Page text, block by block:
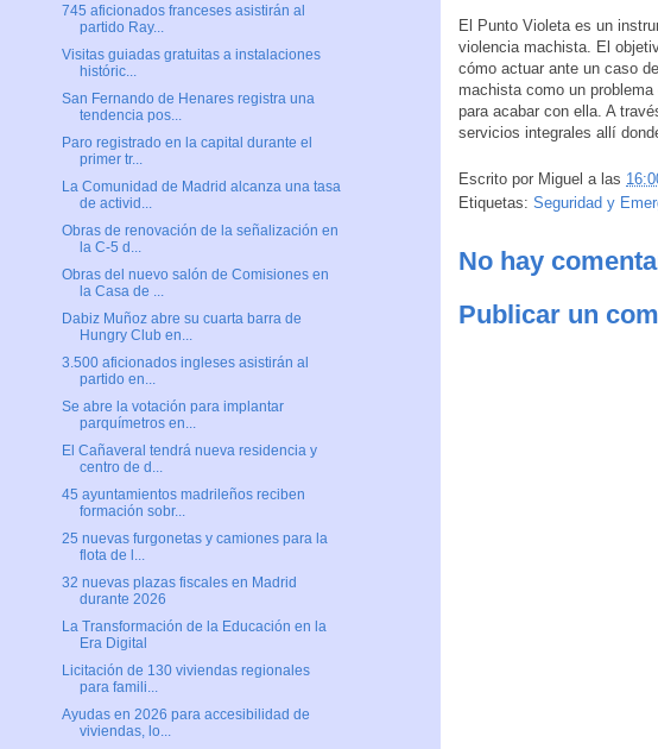
El Punto Violeta es un
violencia machista. El
cómo actuar ante un caso
machista como un
para acabar con ella. A
servicios integrales allí
Escrito por Miguel a las
Etiquetas: Seguridad y
No hay
Publicar un
745 aficionados franceses asistirán al
partido Ray...
Visitas guiadas gratuitas a instalaciones
históric...
San Fernando de Henares registra una
tendencia pos...
Paro registrado en la capital durante el
primer tr...
La Comunidad de Madrid alcanza una tasa
de activid...
Obras de renovación de la señalización en
la C-5 d...
Obras del nuevo salón de Comisiones en
la Casa de ...
Dabiz Muñoz abre su cuarta barra de
Hungry Club en...
3.500 aficionados ingleses asistirán al
partido en...
Se abre la votación para implantar
parquímetros en...
El Cañaveral tendrá nueva residencia y
centro de d...
45 ayuntamientos madrileños reciben
formación sobr...
25 nuevas furgonetas y camiones para la
flota de l...
32 nuevas plazas fiscales en Madrid
durante 2026
La Transformación de la Educación en la
Era Digital
Licitación de 130 viviendas regionales
para famili...
Ayudas en 2026 para accesibilidad de
viviendas, lo...